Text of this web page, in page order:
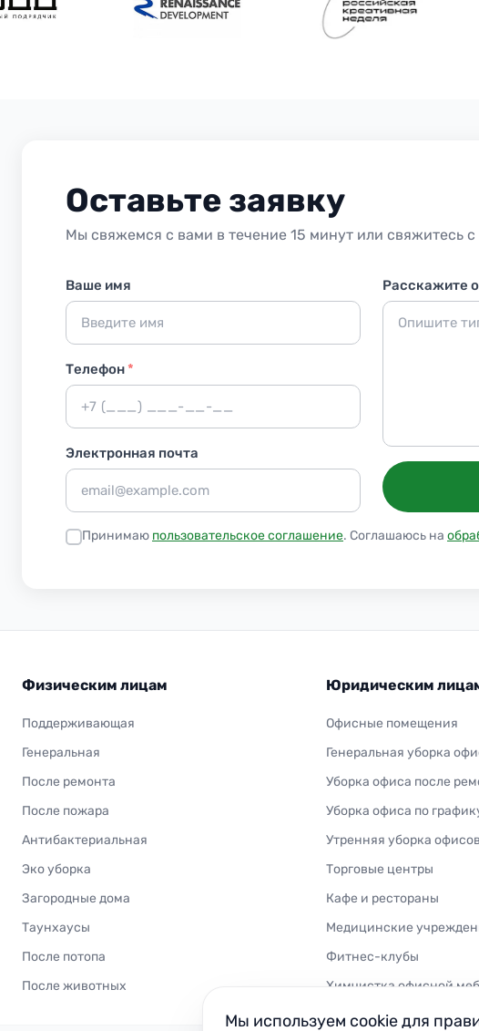
Оставьте заявку
Мы свяжемся с вами в течение 15 минут или свяжитесь
Ваше имя
Телефон*
Электронная почта
Расскажите
Принимаю пользовательское соглашение. Соглашаюсь на
Физическим лицам
Поддерживающая
Генеральная
После ремонта
После пожара
Антибактериальная
Эко уборка
Загородные дома
Таунхаусы
После потопа
После животных
Юридическим
Офисные помещения
Генеральная уборка
Уборка офиса после
Уборка офиса по
Утренняя уборка офисов
Торговые центры
Кафе и рестораны
Медицинские
Фитнес-клубы
Химчистка офисной
Мы используем cookie для